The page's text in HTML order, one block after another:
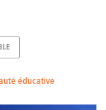
éducative